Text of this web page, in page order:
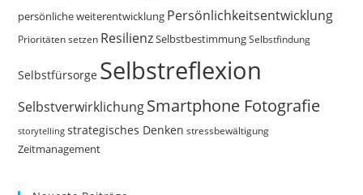
persönliche weiterentwicklung Persönlichkeitsentwicklung
Prioritäten setzen ResilienzSelbstbestimmung Selbstfindung
Selbstfürsorge Selbstreflexion
SelbstverwirklichungSmartphone Fotografie
storytelling strategisches Denken stressbewältigung
Zeitmanagement